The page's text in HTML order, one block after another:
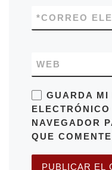
CORREO
*
WEB
GUARDA MI
NAVEGADOR
QUE